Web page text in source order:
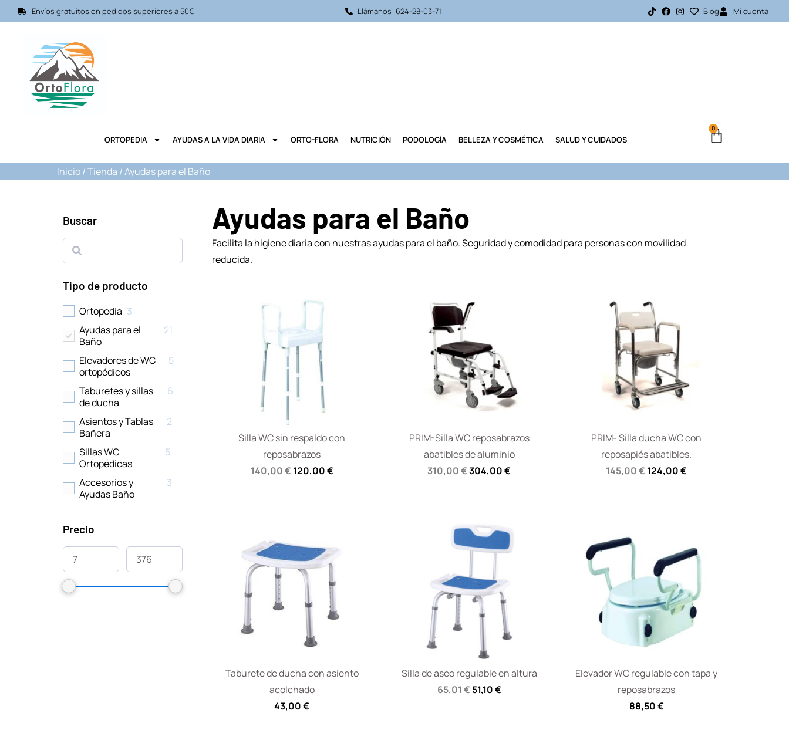
Envíos gratuitos en pedidos superiores a 50€ Llámanos: 624-28-03-71 Blog Mi cuenta
ORTOPEDIA AYUDAS A LA VIDA DIARIA ORTO-FLORA NUTRICIÓN PODOLOGÍA BELLEZA Y COSMÉTICA SALUD Y CUIDADOS
0
Inicio/Tienda / Ayudas para el Baño
Buscar
Tipo de producto
Ortopedia 3
Ayudas para el
Baño
21
Elevadores de WC
ortopédicos
5
Taburetes y sillas
de ducha
6
Asientos y Tablas
Bañera
2
Sillas WC
Ortopédicas
5
Accesorios y
Ayudas Baño
3
Precio
Ayudas para el Baño
Facilita la higiene diaria con nuestras ayudas para el baño. Seguridad y comodidad para personas con movilidad
reducida.
Silla WC sin respaldo con
reposabrazos
140,00€120,00€
PRIM-Silla WC reposabrazos
abatibles de aluminio
310,00€304,00€
PRIM- Silla ducha WC con
reposapiés abatibles.
145,00€124,00€
Taburete de ducha con asiento
acolchado
43,00€
Silla de aseo regulable en altura
65,01€51,10€
Elevador WC regulable con tapa y
reposabrazos
88,50€